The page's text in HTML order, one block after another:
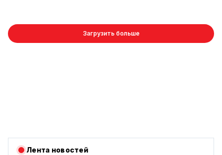
Загрузить больше
Лента новостей